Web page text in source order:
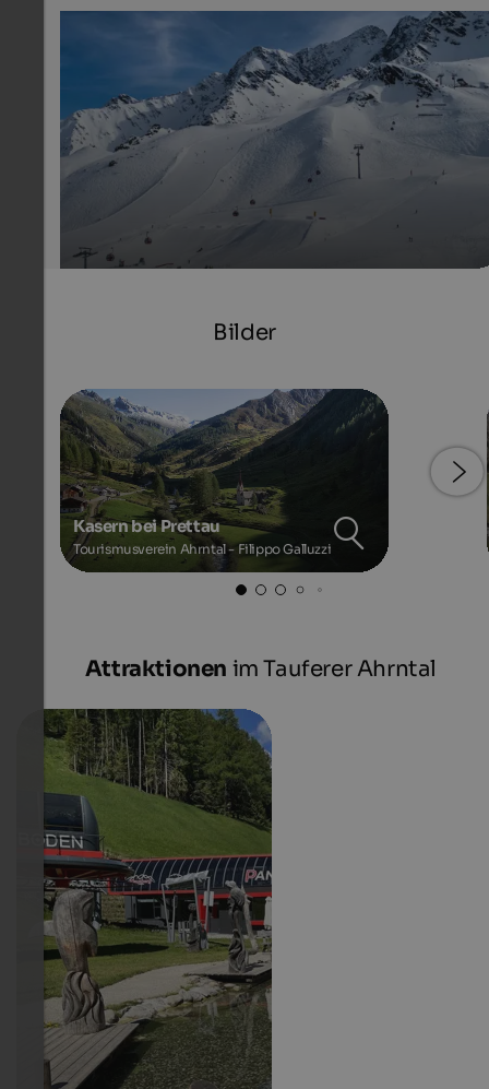
Blick auf die Pisten des Klausbergs
Klausberg Wander- & Skiarena
Bilder
Kasern bei Prettau
Tourismusverein Ahrntal - Filippo Galluzzi
Attraktionen im Tauferer Ahrntal